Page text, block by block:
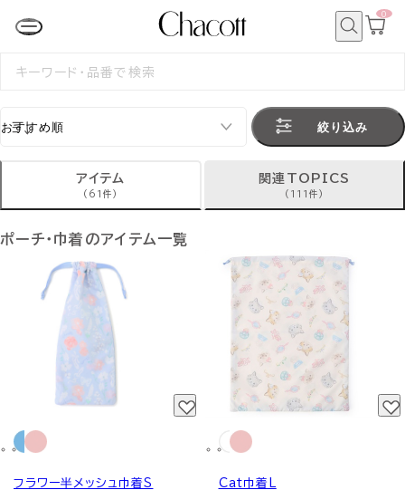
カ
0
検
絞り込み
アイテム
(61件)
関連TOPICS
(111件)
ポーチ・巾着のアイテム一覧
フラワー半メッシュ巾着S Cat巾着L